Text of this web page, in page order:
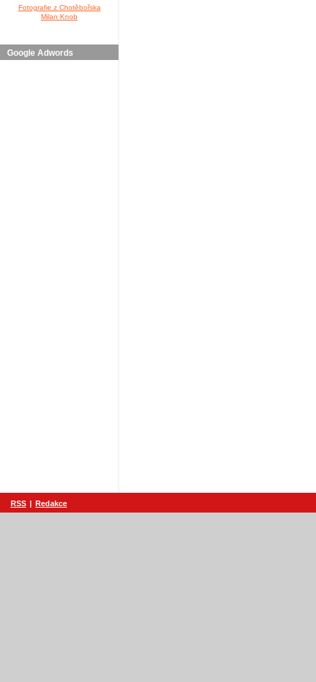
Fotografie z Chotěbořska
Milan Knob
Google Adwords
RSS | Redakce